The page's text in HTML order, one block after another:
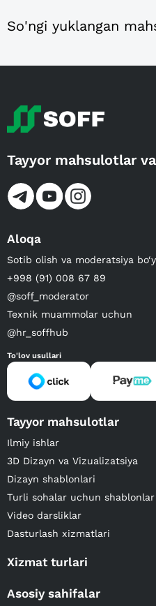
So'ngi yuklangan
Tayyor mahsulotlar
Aloqa
Sotib olish va moderatsiya
+998 (91) 008 67 89
@soff_moderator
Texnik muammolar uchun
@hr_soffhub
To'lov usullari
Tayyor mahsulotlar
Ilmiy ishlar
3D Dizayn va Vizualizatsiya
Dizayn shablonlari
Turli sohalar uchun shablonlar
Video darsliklar
Dasturlash xizmatlari
Xizmat turlari
Asosiy sahifalar